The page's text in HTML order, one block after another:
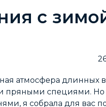
с
атмосфера длинных
пряными специями. Но
я собрала для вас